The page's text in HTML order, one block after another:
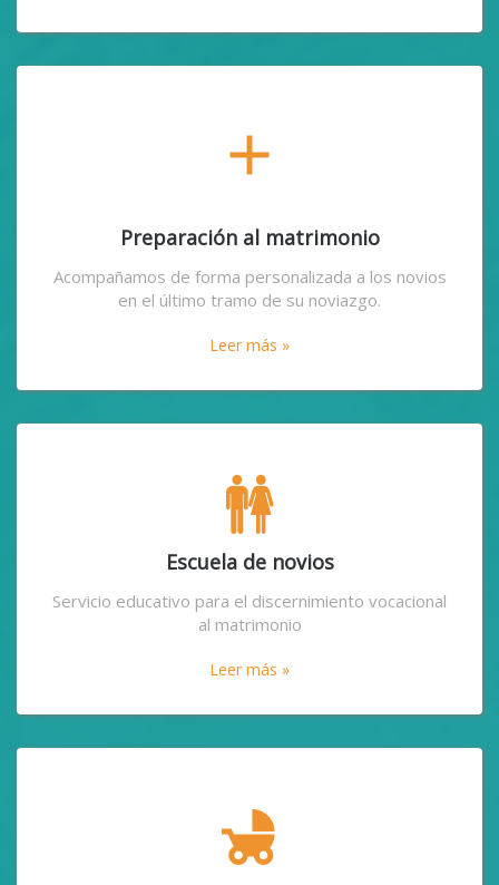
add
Preparación al matrimonio
Acompañamos de forma personalizada a los novios
en el último tramo de su noviazgo.
Leer más »
Escuela de novios
Servicio educativo para el discernimiento vocacional
al matrimonio
Leer más »
child_friendly